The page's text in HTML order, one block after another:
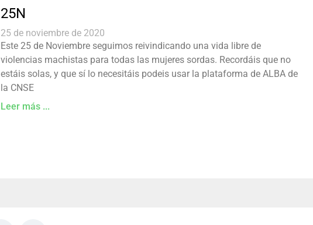
25N
25 de noviembre de 2020
Este 25 de Noviembre seguimos reivindicando una vida libre de
violencias machistas para todas las mujeres sordas. Recordáis que no
estáis solas, y que sí lo necesitáis podeis usar la plataforma de ALBA de
la CNSE
Leer más ...